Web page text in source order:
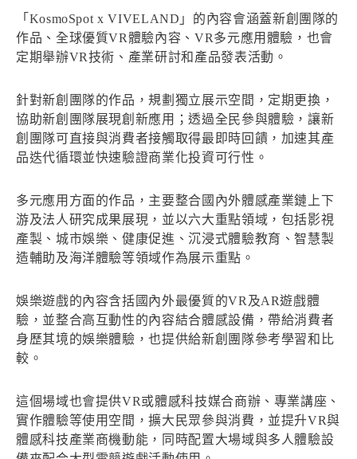
「KosmoSpot x VIVELAND」的內容會涵蓋新創團隊的
作品、全球優質VR體驗內容、VR多元應用體驗，也會
定期舉辦VR技術、產業研討和產品發表活動。
針對新創團隊的作品，規劃獨立展示空間，定期更換，
協助新創團隊展現創新應用；透過全民參與體驗，讓新
創團隊可直接與消費者接觸取得最即時回饋，加速其產
品迭代循環並快速驗證商業化投資可行性。
多元應用方面的作品，主要整合國內外體感產業鏈上下
游及法人研究成果展現，並以六大重點領域，包括影視
產製、城市娛樂、健康促進、沉浸式體驗教育、智慧製
造輔助及海洋體驗等領域作為展示重點。
娛樂遊戲的內容含括國內外最優質的VR及AR遊戲體
驗，並整合高互動性的內容結合體感設備，帶給消費者
身歷其境的娛樂體驗，也提供給新創團隊參考學習和比
較。
這個場域也會提供VR或體感科技媒合商辦、專業講座、
實作體驗等使用空間，擴大民眾參與消費，並提升VR與
體感科技產業商機動能，同時配置大場域與多人體驗設